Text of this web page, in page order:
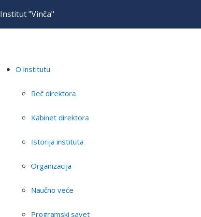
Institut "Vinča"
O institutu
Reč direktora
Kabinet direktora
Istorija instituta
Organizacija
Naučno veće
Programski savet